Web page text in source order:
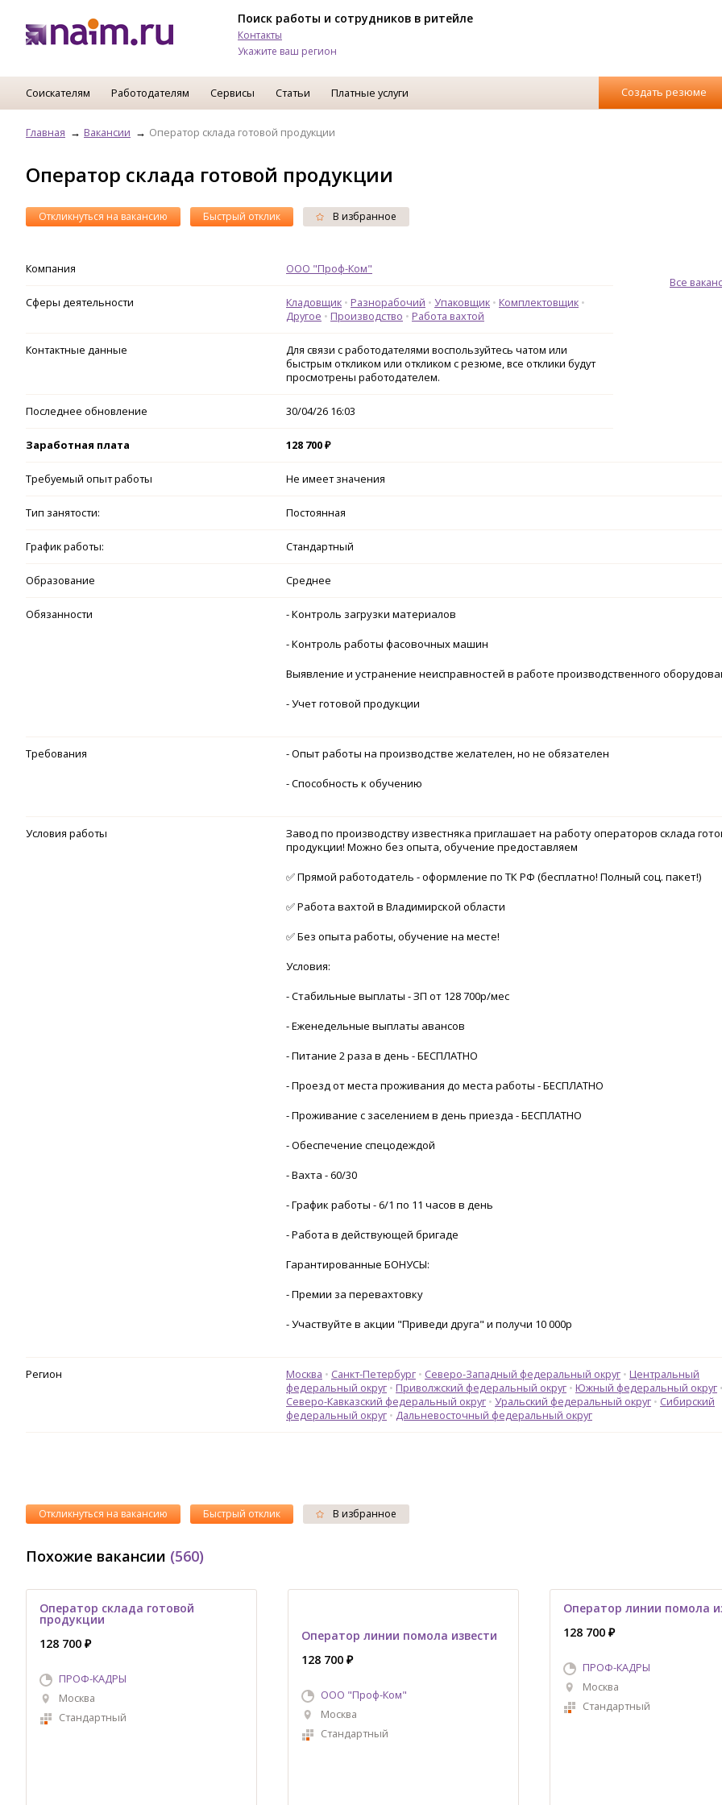
Поиск работы и сотрудников в ритейле
Контакты
Укажите ваш регион
Соискателям Работодателям Сервисы Статьи Платные услуги Создать резюме
Главная Вакансии Оператор склада готовой продукции
Оператор склада готовой продукции
Откликнуться на вакансию Быстрый отклик В избранное
Компания
ООО "Проф-Ком"
Все
Сферы деятельности
Кладовщик Разнорабочий Упаковщик
Комплектовщик
Другое
Производство Работа вахтой
Контактные данные
Для связи с работодателями воспользуйтесь чатом или
быстрым откликом или откликом с резюме, все отклики будут
просмотрены работодателем.
Последнее обновление 30/04/26 16:03
Заработная плата 128 700 ₽
Требуемый опыт работы Не имеет значения
Тип занятости: Постоянная
График работы: Стандартный
Образование Среднее
Обязанности - Контроль загрузки материалов
- Контроль работы фасовочных машин
Выявление и устранение неисправностей в работе производственного
- Учет готовой продукции
Требования - Опыт работы на производстве желателен, но не обязателен
- Способность к обучению
Условия работы
Завод по производству известняка приглашает на работу операторов склада
продукции! Можно без опыта, обучение предоставляем
✅ Прямой работодатель - оформление по ТК РФ (бесплатно! Полный соц. пакет!)
✅ Работа вахтой в Владимирской области
✅ Без опыта работы, обучение на месте!
Условия:
- Стабильные выплаты - ЗП от 128 700р/мес
- Еженедельные выплаты авансов
- Питание 2 раза в день - БЕСПЛАТНО
- Проезд от места проживания до места работы - БЕСПЛАТНО
- Проживание с заселением в день приезда - БЕСПЛАТНО
- Обеспечение спецодеждой
- Вахта - 60/30
- График работы - 6/1 по 11 часов в день
- Работа в действующей бригаде
Гарантированные БОНУСЫ:
- Премии за перевахтовку
- Участвуйте в акции "Приведи друга" и получи 10 000р
Регион Москва Санкт-Петербург Северо-Западный федеральный округ
Центральный
федеральный округ
Приволжский федеральный округ
Южный федеральный округ
Северо-Кавказский федеральный округ
Уральский федеральный округ
Сибирский
федеральный округ
Дальневосточный федеральный округ
Откликнуться на вакансию Быстрый отклик В избранное
Похожие вакансии (560)
Оператор склада готовой
продукции
128 700 ₽
ПРОФ-КАДРЫ
Москва
Стандартный
Оператор линии помола извести
128 700 ₽
ООО "Проф-Ком"
Москва
Стандартный
Оператор линии помола
128 700 ₽
ПРОФ-КАДРЫ
Москва
Стандартный